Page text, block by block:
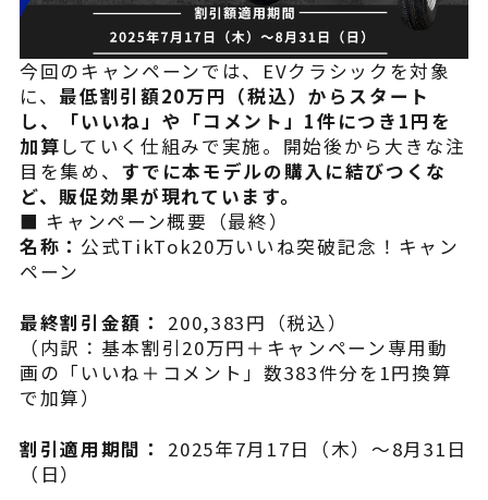
よくある質問
今回のキャンペーンでは、EVクラシックを対象
に、 最低割引額20万円（税込）からスタート
し、「いいね」や「コメント」1件につき1円を
加算 していく仕組みで実施。開始後から大きな注
目を集め、 すでに本モデルの購入に結びつくな
ど、販促効果が現れています。
■ キャンペーン概要（最終）
名称： 公式TikTok20万いいね突破記念！キャン
ペーン
最終割引金額：
200,383円（税込）
（内訳：基本割引20万円＋キャンペーン専用動
画の「いいね＋コメント」数383件分を1円換算
で加算）
割引適用期間：
2025年7月17日（木）〜8月31日
（日）